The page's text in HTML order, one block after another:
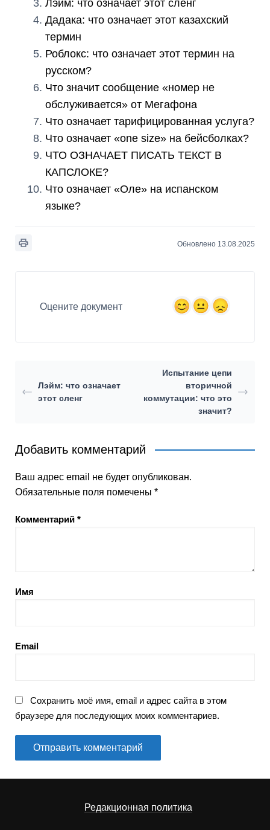
Лэйм: что означает этот сленг
Дадака: что означает этот казахский
термин
Роблокс: что означает этот термин на
русском?
Что значит сообщение «номер не
обслуживается» от Мегафона
Что означает тарифицированная услуга?
Что означает «one size» на бейсболках?
ЧТО ОЗНАЧАЕТ ПИСАТЬ ТЕКСТ В
КАПСЛОКЕ?
Что означает «Оле» на испанском
языке?
Обновлено 13.08.2025
Оцените документ
Лэйм: что означает
этот сленг
Испытание цепи
вторичной
коммутации: что это
значит?
Добавить комментарий
Ваш адрес email не будет опубликован.
Обязательные поля помечены *
Комментарий *
Имя
Email
Сохранить моё имя, email и адрес сайта в этом
браузере для последующих моих комментариев.
Редакционная политика